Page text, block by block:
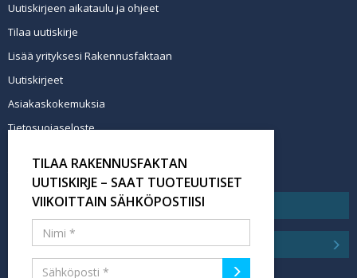
Uutiskirjeen aikataulu ja ohjeet
Tilaa uutiskirje
Lisää yrityksesi Rakennusfaktaan
Uutiskirjeet
Asiakaskokemuksia
Tietosuojaseloste
Tilaa uutiskirje
TILAA RAKENNUSFAKTAN
UUTISKIRJE – SAAT TUOTEUUTISET
VIIKOITTAIN SÄHKÖPOSTIISI